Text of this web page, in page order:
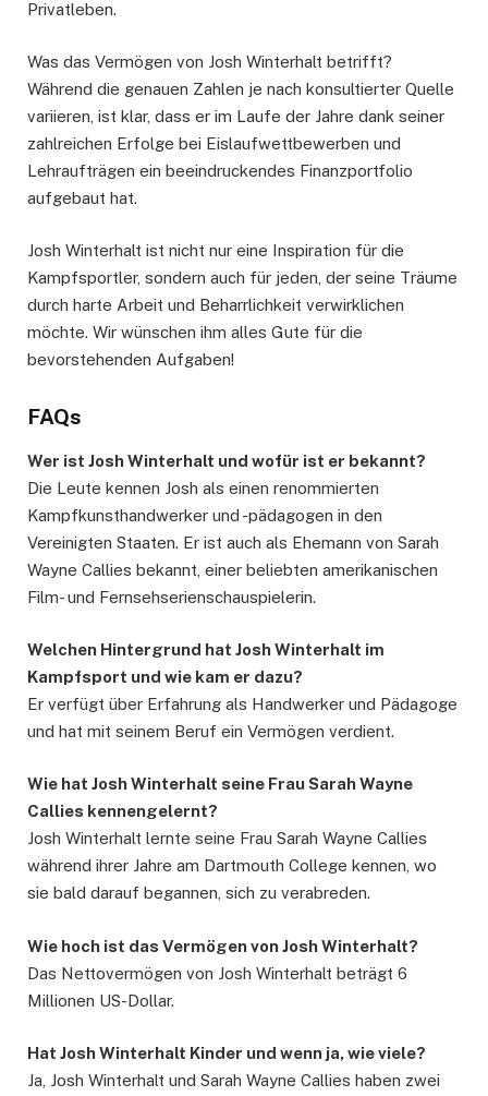
Privatleben.
Was das Vermögen von Josh Winterhalt betrifft?
Während die genauen Zahlen je nach konsultierter Quelle
variieren, ist klar, dass er im Laufe der Jahre dank seiner
zahlreichen Erfolge bei Eislaufwettbewerben und
Lehraufträgen ein beeindruckendes Finanzportfolio
aufgebaut hat.
Josh Winterhalt ist nicht nur eine Inspiration für die
Kampfsportler, sondern auch für jeden, der seine Träume
durch harte Arbeit und Beharrlichkeit verwirklichen
möchte. Wir wünschen ihm alles Gute für die
bevorstehenden Aufgaben!
FAQs
Wer ist Josh Winterhalt und wofür ist er bekannt?
Die Leute kennen Josh als einen renommierten
Kampfkunsthandwerker und -pädagogen in den
Vereinigten Staaten. Er ist auch als Ehemann von Sarah
Wayne Callies bekannt, einer beliebten amerikanischen
Film- und Fernsehserienschauspielerin.
Welchen Hintergrund hat Josh Winterhalt im
Kampfsport und wie kam er dazu?
Er verfügt über Erfahrung als Handwerker und Pädagoge
und hat mit seinem Beruf ein Vermögen verdient.
Wie hat Josh Winterhalt seine Frau Sarah Wayne
Callies kennengelernt?
Josh Winterhalt lernte seine Frau Sarah Wayne Callies
während ihrer Jahre am Dartmouth College kennen, wo
sie bald darauf begannen, sich zu verabreden.
Wie hoch ist das Vermögen von Josh Winterhalt?
Das Nettovermögen von Josh Winterhalt beträgt 6
Millionen US-Dollar.
Hat Josh Winterhalt Kinder und wenn ja, wie viele?
Ja, Josh Winterhalt und Sarah Wayne Callies haben zwei